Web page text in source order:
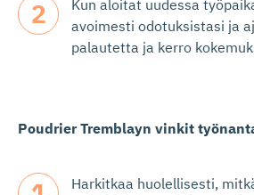
Kun aloitat uudessa
avoimesti odotuksistasi ja
palautetta ja kerro
Poudrier Tremblayn vinkit
Harkitkaa huolellisesti,